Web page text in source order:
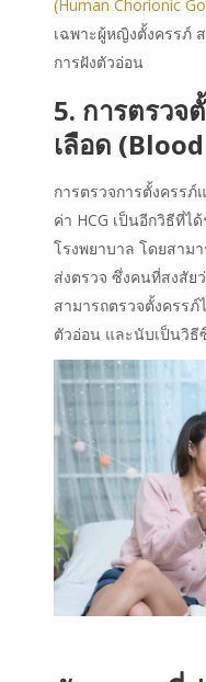
(Human Chorionic
เฉพาะผู้หญิงตั้งครรภ์
การฝังตัวอ่อน
5. การตรวจ
เลือด
การตรวจการตั้งครรภ์
ค่า HCG เป็นอีกวิธีที่ไ
โรงพยาบาล โดยสาม
ส่งตรวจ ซึ่งคนที่สงสัย
สามารถตรวจตั้งครรภ์
ตัวอ่อน และนับเป็นวิ